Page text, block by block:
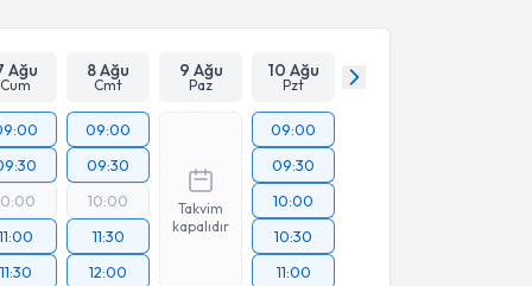
Ağu
Cum
8 Ağu
Cmt
9 Ağu
Paz
10 Ağu
Pzt
11:30
09:00
09:30
10:00
11:30
12:00
Takvim
kapalıdır
09:00
09:30
10:00
10:30
11:00